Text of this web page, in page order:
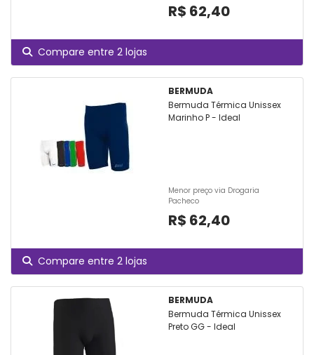
R$ 62,40
Compare entre 2 lojas
BERMUDA
Bermuda Térmica Unissex
Marinho P - Ideal
Menor preço via Drogaria
Pacheco
R$ 62,40
Compare entre 2 lojas
BERMUDA
Bermuda Térmica Unissex
Preto GG - Ideal